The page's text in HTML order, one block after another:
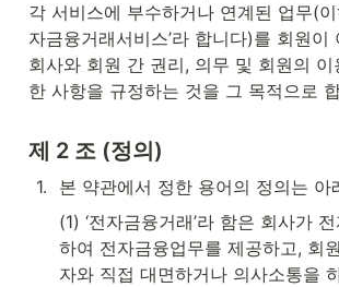
각 서비스에 부수하거나 연계된 업무(이
자금융거래서비스’라 합니다)를 회원이
회사와 회원 간 권리, 의무 및 회원의
한 사항을 규정하는 것을 그 목적으로
제 2 조 (정의)
1.
본 약관에서 정한 용어의 정의는 아
(1) ‘전자금융거래’라 함은 회사가
하여 전자금융업무를 제공하고, 회
자와 직접 대면하거나 의사소통을